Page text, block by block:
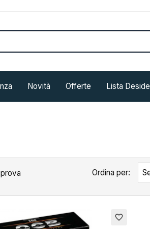
Novità Offerte Lista
Ordina per:
favorite_border